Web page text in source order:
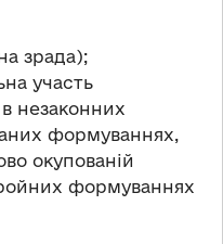
зрада);
участь
незаконних
формуваннях,
окупованій
формуваннях